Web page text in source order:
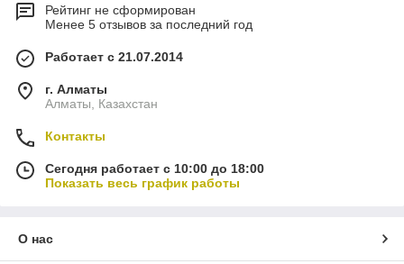
Рейтинг не сформирован
Менее 5 отзывов за последний год
Работает с 21.07.2014
г. Алматы
Алматы, Казахстан
Контакты
Сегодня работает с 10:00 до 18:00
Показать весь график работы
О нас